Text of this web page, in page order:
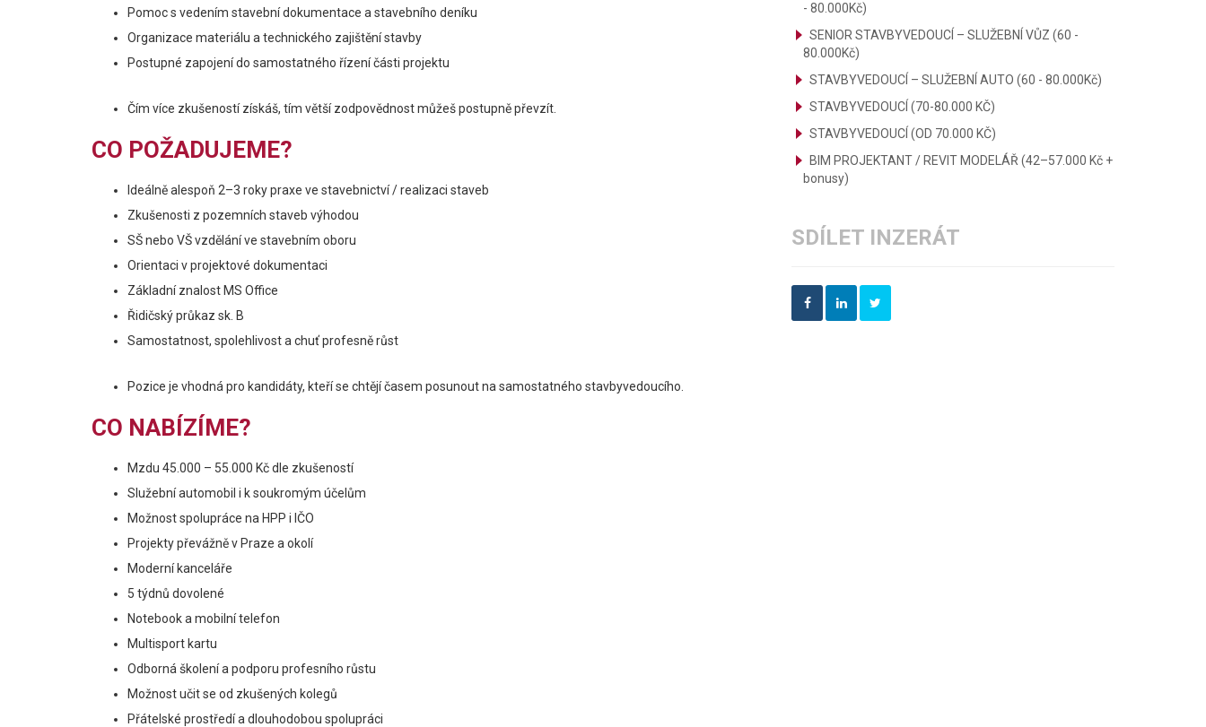
Pomoc s vedením stavební dokumentace a stavebního deníku
Organizace materiálu a technického zajištění stavby
Postupné zapojení do samostatného řízení části projektu
Čím více zkušeností získáš, tím větší zodpovědnost můžeš postupně převzít.
CO POŽADUJEME?
Ideálně alespoň 2–3 roky praxe ve stavebnictví / realizaci staveb
Zkušenosti z pozemních staveb výhodou
SŠ nebo VŠ vzdělání ve stavebním oboru
Orientaci v projektové dokumentaci
Základní znalost MS Office
Řidičský průkaz sk. B
Samostatnost, spolehlivost a chuť profesně růst
Pozice je vhodná pro kandidáty, kteří se chtějí časem posunout na samostatného stavbyvedoucího.
CO NABÍZÍME?
Mzdu 45.000 – 55.000 Kč dle zkušeností
Služební automobil i k soukromým účelům
Možnost spolupráce na HPP i IČO
Projekty převážně v Praze a okolí
Moderní kanceláře
5 týdnů dovolené
Notebook a mobilní telefon
Multisport kartu
Odborná školení a podporu profesního růstu
Možnost učit se od zkušených kolegů
Přátelské prostředí a dlouhodobou spolupráci
- 80.000Kč)
SENIOR STAVBYVEDOUCÍ – SLUŽEBNÍ VŮZ (60 -
80.000Kč)
STAVBYVEDOUCÍ – SLUŽEBNÍ AUTO (60 - 80.000Kč)
STAVBYVEDOUCÍ (70-80.000 KČ)
STAVBYVEDOUCÍ (OD 70.000 KČ)
BIM PROJEKTANT / REVIT MODELÁŘ (42–57.000 Kč +
bonusy)
SDÍLET INZERÁT